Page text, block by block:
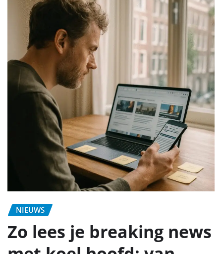
NIEUWS
Zo lees je breaking news